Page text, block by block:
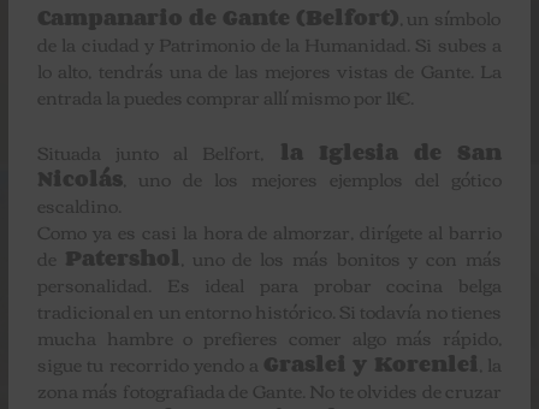
Campanario de Gante (Belfort) , un símbolo
de la ciudad y Patrimonio de la Humanidad. Si subes a
lo alto, tendrás una de las mejores vistas de Gante. La
entrada la puedes comprar allí mismo por 11€.
Situada junto al Belfort,
la Iglesia de San
Nicolás , uno de los mejores ejemplos del gótico
escaldino.
Como ya es casi la hora de almorzar, dirígete al barrio
de Patershol , uno de los más bonitos y con más
personalidad. Es ideal para probar cocina belga
tradicional en un entorno histórico. Si todavía no tienes
mucha hambre o prefieres comer algo más rápido,
sigue tu recorrido yendo a Graslei y Korenlei , la
zona más fotografiada de Gante. No te olvides de cruzar